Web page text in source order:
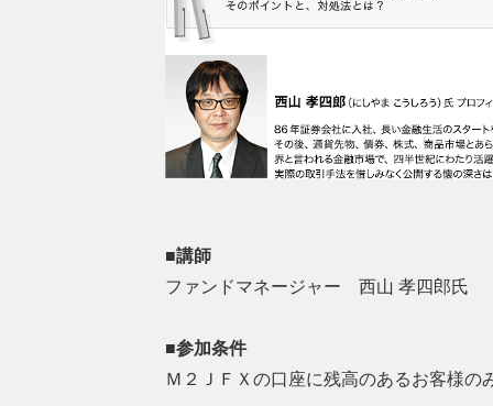
■講師
ファンドマネージャー 西山 孝四郎氏
■参加条件
Ｍ２ＪＦＸの口座に残高のあるお客様の